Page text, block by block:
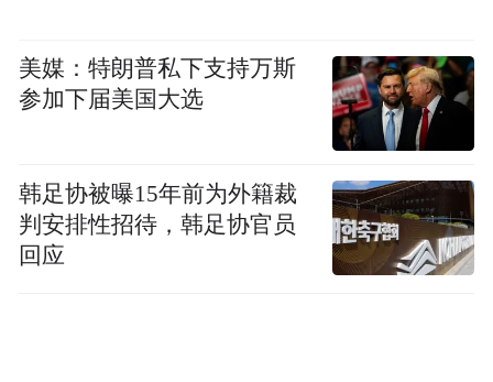
美媒：特朗普私下支持万斯
参加下届美国大选
韩足协被曝15年前为外籍裁
判安排性招待，韩足协官员
回应